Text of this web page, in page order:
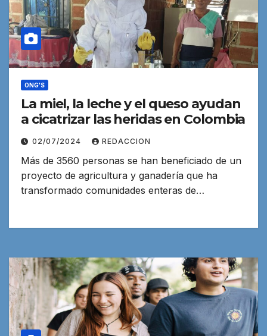
ONG'S
La miel, la leche y el queso ayudan
a cicatrizar las heridas en Colombia
02/07/2024 REDACCION
Más de 3560 personas se han beneficiado de un
proyecto de agricultura y ganadería que ha
transformado comunidades enteras de…